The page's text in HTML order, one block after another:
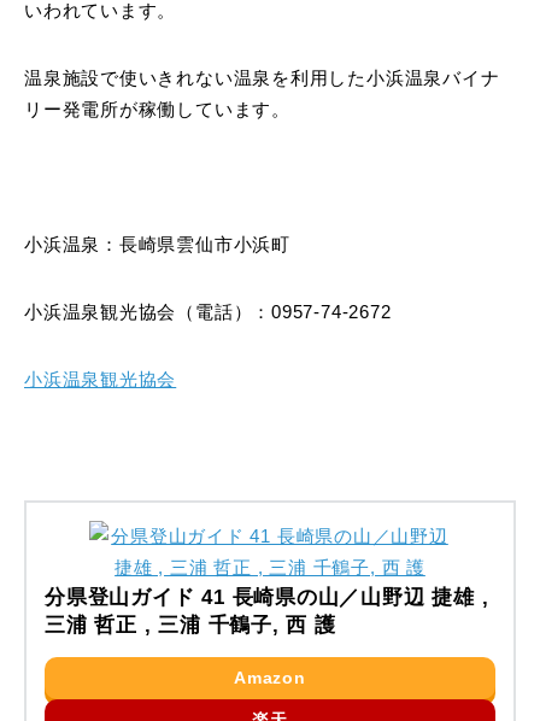
いわれています。
温泉施設で使いきれない温泉を利用した小浜温泉バイナ
リー発電所が稼働しています。
小浜温泉：長崎県雲仙市小浜町
小浜温泉観光協会（電話）：0957-74-2672
小浜温泉観光協会
分県登山ガイド 41 長崎県の山／山野辺 捷雄 ,
三浦 哲正 , 三浦 千鶴子, 西 護
Amazon